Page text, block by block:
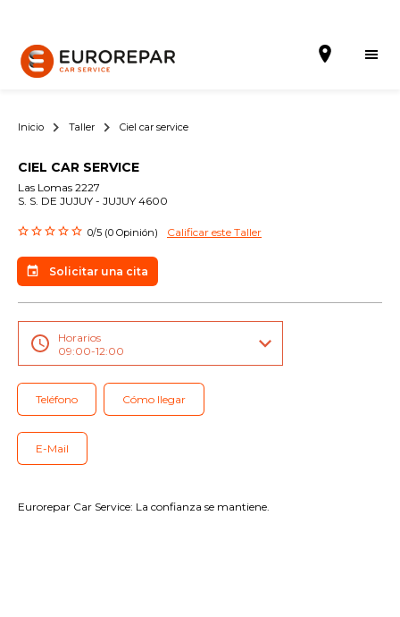
Solicitar una cita
La Marca
Gama Eurorepar
Nuestra Actualidad
Promociones
Nuestras prestaciones
Contáctenos
Todos los talleres
Inicio Taller Ciel car service
CIEL CAR SERVICE
Las Lomas 2227
S. S. DE JUJUY - JUJUY 4600
0/5 (0 Opinión) Calificar este Taller
Solicitar una cita
Horarios
09:00-12:00
Teléfono Cómo llegar
E-Mail
Eurorepar Car Service: La confianza se mantiene.